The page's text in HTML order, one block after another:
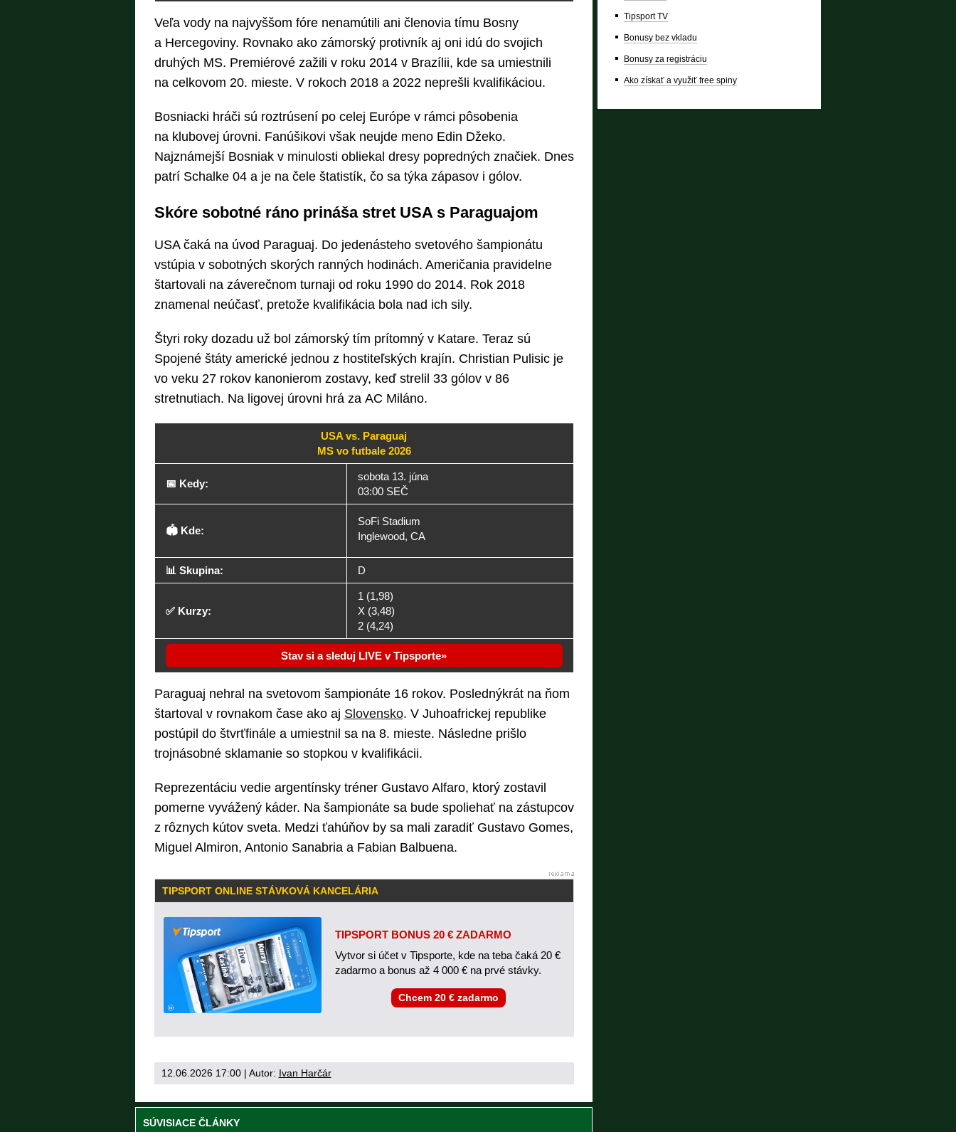
Veľa vody na najvyššom fóre nenamútili ani členovia tímu Bosny
a Hercegoviny. Rovnako ako zámorský protivník aj oni idú do svojich
druhých MS. Premiérové zažili v roku 2014 v Brazílii, kde sa umiestnili
na celkovom 20. mieste. V rokoch 2018 a 2022 neprešli kvalifikáciou.
Bosniacki hráči sú roztrúsení po celej Európe v rámci pôsobenia
na klubovej úrovni. Fanúšikovi však neujde meno Edin Džeko.
Najznámejší Bosniak v minulosti obliekal dresy popredných značiek. Dnes
patrí Schalke 04 a je na čele štatistík, čo sa týka zápasov i gólov.
Skóre sobotné ráno prináša stret USA s Paraguajom
USA čaká na úvod Paraguaj. Do jedenásteho svetového šampionátu
vstúpia v sobotných skorých ranných hodinách. Američania pravidelne
štartovali na záverečnom turnaji od roku 1990 do 2014. Rok 2018
znamenal neúčasť, pretože kvalifikácia bola nad ich sily.
Štyri roky dozadu už bol zámorský tím prítomný v Katare. Teraz sú
Spojené štáty americké jednou z hostiteľských krajín. Christian Pulisic je
vo veku 27 rokov kanonierom zostavy, keď strelil 33 gólov v 86
stretnutiach. Na ligovej úrovni hrá za AC Miláno.
USA vs. Paraguaj
MS vo futbale 2026
📅 Kedy:
sobota 13. júna
03:00 SEČ
🏟️ Kde:
SoFi Stadium
Inglewood, CA
📊 Skupina: D
✅ Kurzy:
1 (1,98)
X (3,48)
2 (4,24)
Stav si a sleduj LIVE v Tipsporte
Paraguaj nehral na svetovom šampionáte 16 rokov. Poslednýkrát na ňom
štartoval v rovnakom čase ako aj Slovensko. V Juhoafrickej republike
postúpil do štvrťfinále a umiestnil sa na 8. mieste. Následne prišlo
trojnásobné sklamanie so stopkou v kvalifikácii.
Reprezentáciu vedie argentínsky tréner Gustavo Alfaro, ktorý zostavil
pomerne vyvážený káder. Na šampionáte sa bude spoliehať na zástupcov
z rôznych kútov sveta. Medzi ťahúňov by sa mali zaradiť Gustavo Gomes,
Miguel Almiron, Antonio Sanabria a Fabian Balbuena.
TIPSPORT ONLINE STÁVKOVÁ KANCELÁRIA
TIPSPORT BONUS 20 € ZADARMO
Vytvor si účet v Tipsporte, kde na teba čaká 20 €
zadarmo a bonus až 4 000 € na prvé stávky.
Chcem 20 € zadarmo
12.06.2026 17:00| Autor: Ivan Harčár
SÚVISIACE ČLÁNKY
Tipsport TV
Bonusy bez vkladu
Bonusy za registráciu
Ako získať a využiť free spiny